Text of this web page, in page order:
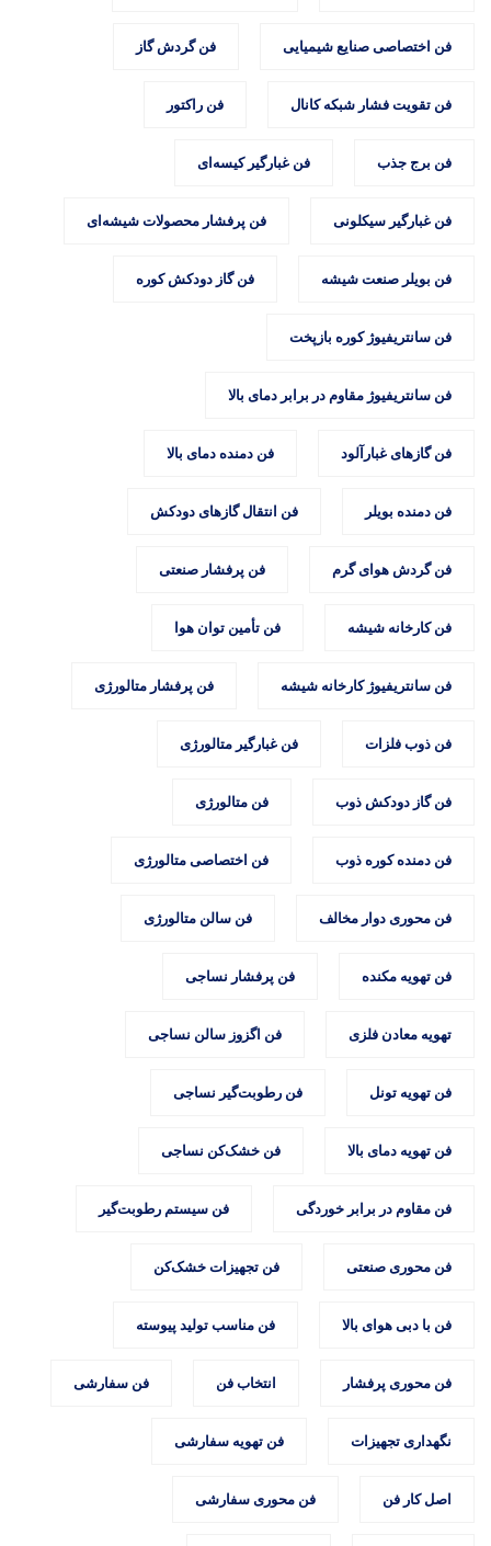
فن اختصاصی صنایع شیمیایی فن گردش گاز
فن تقویت فشار شبکه کانال فن راکتور
فن برج جذب فن غبارگیر کیسه‌ای
فن غبارگیر سیکلونی فن پرفشار محصولات شیشه‌ای
فن بویلر صنعت شیشه فن گاز دودکش کوره
فن سانتریفیوژ کوره بازپخت
فن سانتریفیوژ مقاوم در برابر دمای بالا
فن گازهای غبارآلود فن دمنده دمای بالا
فن دمنده بویلر فن انتقال گازهای دودکش
فن گردش هوای گرم فن پرفشار صنعتی
فن کارخانه شیشه فن تأمین توان هوا
فن سانتریفیوژ کارخانه شیشه فن پرفشار متالورژی
فن ذوب فلزات فن غبارگیر متالورژی
فن گاز دودکش ذوب فن متالورژی
فن دمنده کوره ذوب فن اختصاصی متالورژی
فن محوری دوار مخالف فن سالن متالورژی
فن تهویه مکنده فن پرفشار نساجی
تهویه معادن فلزی فن اگزوز سالن نساجی
فن تهویه تونل فن رطوبت‌گیر نساجی
فن تهویه دمای بالا فن خشک‌کن نساجی
فن مقاوم در برابر خوردگی فن سیستم رطوبت‌گیر
فن محوری صنعتی فن تجهیزات خشک‌کن
فن با دبی هوای بالا فن مناسب تولید پیوسته
فن محوری پرفشار انتخاب فن فن سفارشی
نگهداری تجهیزات فن تهویه سفارشی
اصل کار فن فن محوری سفارشی